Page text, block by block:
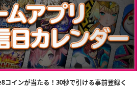
コインが当たる！30秒で引ける事前登録く